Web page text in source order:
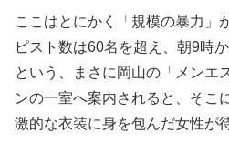
ここはとにかく「規模の暴力」
ピスト数は60名を超え、朝9時
という、まさに岡山の「メンエ
ンの一室へ案内されると、そこ
激的な衣装に身を包んだ女性が